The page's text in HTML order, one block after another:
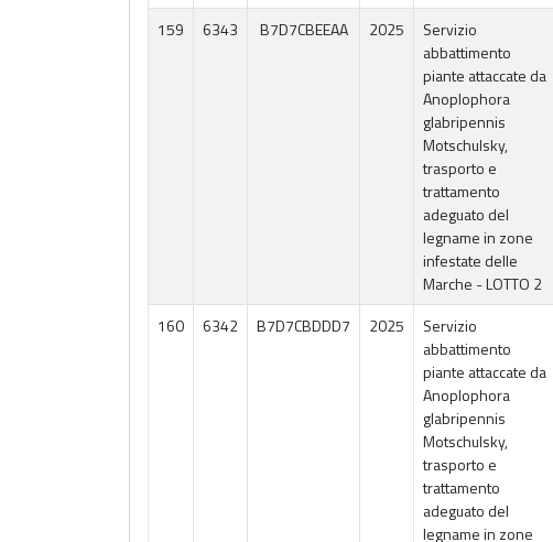
159 6343 B7D7CBEEAA 2025
Servizio
abbattimento
piante attaccate da
Anoplophora
glabripennis
Motschulsky,
trasporto e
trattamento
adeguato del
legname in zone
infestate delle
Marche - LOTTO 2
160 6342 B7D7CBDDD7 2025
Servizio
abbattimento
piante attaccate da
Anoplophora
glabripennis
Motschulsky,
trasporto e
trattamento
adeguato del
legname in zone